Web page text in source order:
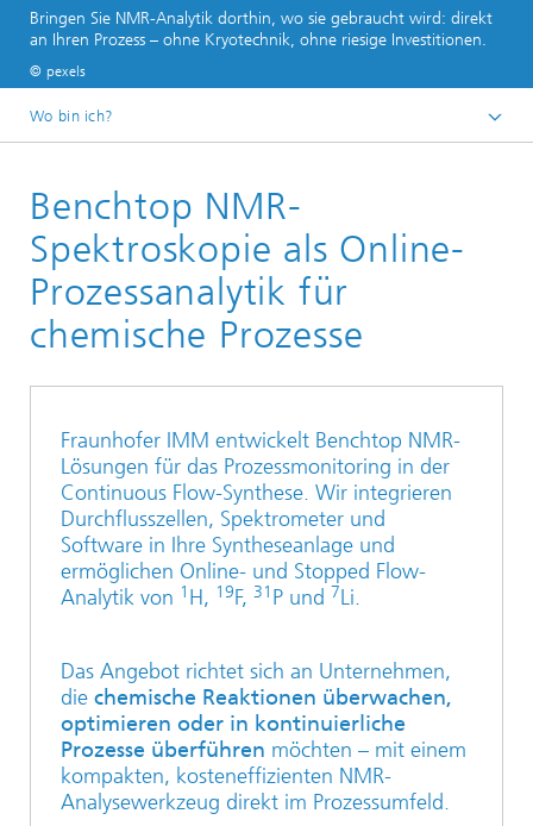
Bringen Sie NMR-Analytik dorthin, wo sie gebraucht wird: direkt
an Ihren Prozess – ohne Kryotechnik, ohne riesige Investitionen.
© pexels
Wo bin ich?
Geschäftsbereiche
Geschäftsbereich Flow & Formulation Chemistry
Benchtop NMR-
Spektroskopie als Online-
Prozessanalytik für
chemische Prozesse
Fraunhofer IMM entwickelt Benchtop NMR-
Lösungen für das Prozessmonitoring in der
Continuous Flow-Synthese. Wir integrieren
Durchflusszellen, Spektrometer und
Software in Ihre Syntheseanlage und
ermöglichen Online- und Stopped Flow-
Analytik von 1 H, 19F, 31 P und 7Li.
Das Angebot richtet sich an Unternehmen,
die chemische Reaktionen überwachen,
optimieren oder in kontinuierliche
Prozesse überführen möchten – mit einem
kompakten, kosteneffizienten NMR-
Analysewerkzeug direkt im Prozessumfeld.